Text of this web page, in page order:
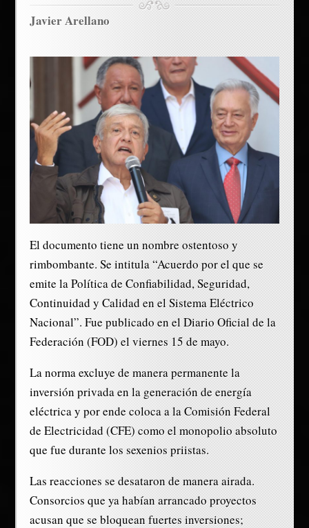
Javier Arellano
El documento tiene un nombre ostentoso y
rimbombante. Se intitula “Acuerdo por el que se
emite la Política de Confiabilidad, Seguridad,
Continuidad y Calidad en el Sistema Eléctrico
Nacional”. Fue publicado en el Diario Oficial de la
Federación (FOD) el viernes 15 de mayo.
La norma excluye de manera permanente la
inversión privada en la generación de energía
eléctrica y por ende coloca a la Comisión Federal
de Electricidad (CFE) como el monopolio absoluto
que fue durante los sexenios priistas.
Las reacciones se desataron de manera airada.
Consorcios que ya habían arrancado proyectos
acusan que se bloquean fuertes inversiones;